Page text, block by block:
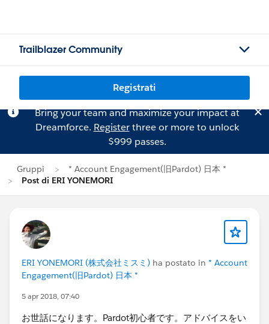
Trailblazer Community
Registrati
Bring your team and maximize your impact at
Dreamforce. Registerthree or more to unlock
$999 passes.
Gruppi
* Account Engagement(旧Pardot) 日本 *
Post di ERI YONEMORI
ERI YONEMORI (株式会社ミスミ) ha postato in * Account
Engagement(旧Pardot) 日本 *
5 apr 2018, 07:40
お世話になります。Pardot初心者です。アドバイスをい